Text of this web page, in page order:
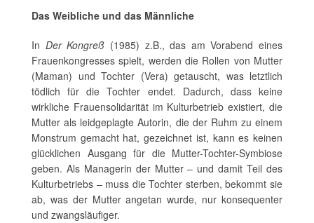
Das Weibliche und das Männliche
In Der Kongreß (1985) z.B., das am Vorabend eines
Frauenkongresses spielt, werden die Rollen von Mutter
(Maman) und Tochter (Vera) getauscht, was letztlich
tödlich für die Tochter endet. Dadurch, dass keine
wirkliche Frauensolidarität im Kulturbetrieb existiert, die
Mutter als leidgeplagte Autorin, die der Ruhm zu einem
Monstrum gemacht hat, gezeichnet ist, kann es keinen
glücklichen Ausgang für die Mutter-Tochter-Symbiose
geben. Als Managerin der Mutter – und damit Teil des
Kulturbetriebs – muss die Tochter sterben, bekommt sie
ab, was der Mutter angetan wurde, nur konsequenter
und zwangsläufiger.